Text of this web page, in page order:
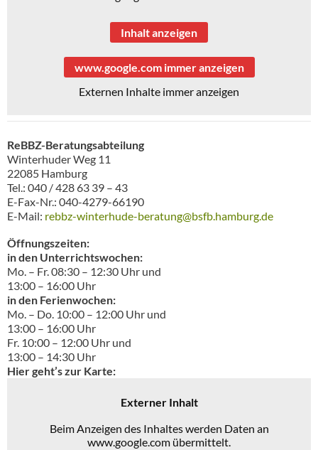
Inhalt anzeigen
www.google.com immer anzeigen
Externen Inhalte immer anzeigen
ReBBZ-Beratungsabteilung
Winterhuder Weg 11
22085 Hamburg
Tel.: 040 / 428 63 39 – 43
E-Fax-Nr.: 040-4279-66190
E-Mail: rebbz-winterhude-beratung@bsfb.hamburg.de
Öffnungszeiten:
in den Unterrichtswochen:
Mo. – Fr. 08:30 – 12:30 Uhr und
13:00 – 16:00 Uhr
in den Ferienwochen:
Mo. – Do. 10:00 – 12:00 Uhr und
13:00 – 16:00 Uhr
Fr. 10:00 – 12:00 Uhr und
13:00 – 14:30 Uhr
Hier geht’s zur Karte:
Externer Inhalt
Beim Anzeigen des Inhaltes werden Daten an
www.google.com übermittelt.